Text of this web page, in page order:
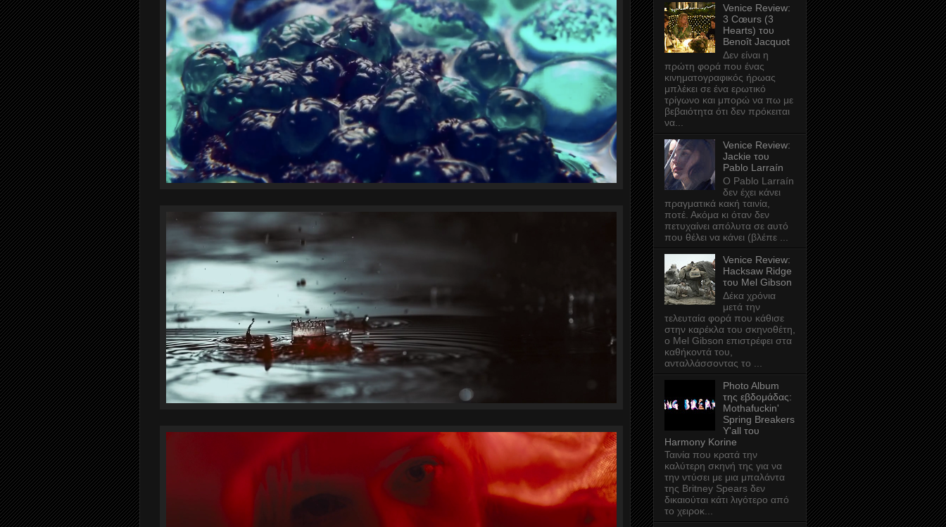
Venice Review:
3 Cœurs (3
Hearts) του
Benoît Jacquot
Δεν είναι η
πρώτη φορά που ένας
κινηματογραφικός ήρωας
μπλέκει σε ένα ερωτικό
τρίγωνο και μπορώ να πω με
βεβαιότητα ότι δεν πρόκειται
να...
Venice Review:
Jackie του
Pablo Larraín
Ο Pablo Larraín
δεν έχει κάνει
πραγματικά κακή ταινία,
ποτέ. Ακόμα κι όταν δεν
πετυχαίνει απόλυτα σε αυτό
που θέλει να κάνει (βλέπε ...
Venice Review:
Hacksaw Ridge
του Mel Gibson
Δέκα χρόνια
μετά την
τελευταία φορά που κάθισε
στην καρέκλα του σκηνοθέτη,
ο Mel Gibson επιστρέφει στα
καθήκοντά του,
ανταλλάσσοντας το ...
Photo Album
της εβδομάδας:
Mothafuckin'
Spring Breakers
Y'all του
Harmony Korine
Ταινία που κρατά την
καλύτερη σκηνή της για να
την ντύσει με μια μπαλάντα
της Britney Spears δεν
δικαιούται κάτι λιγότερο από
το χειροκ...